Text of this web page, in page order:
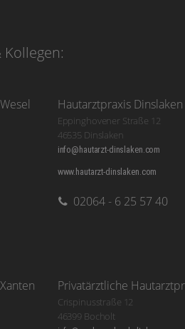
Hautarztpraxis Dinslaken
Eppinghovener Straße 12
46535 Dinslaken
info@hautarzt-dinslaken.com
www.hautarzt-dinslaken.com
02064 - 6 25 57 40
Privatärztliche
Crispinusstraße 12
46399 Bocholt